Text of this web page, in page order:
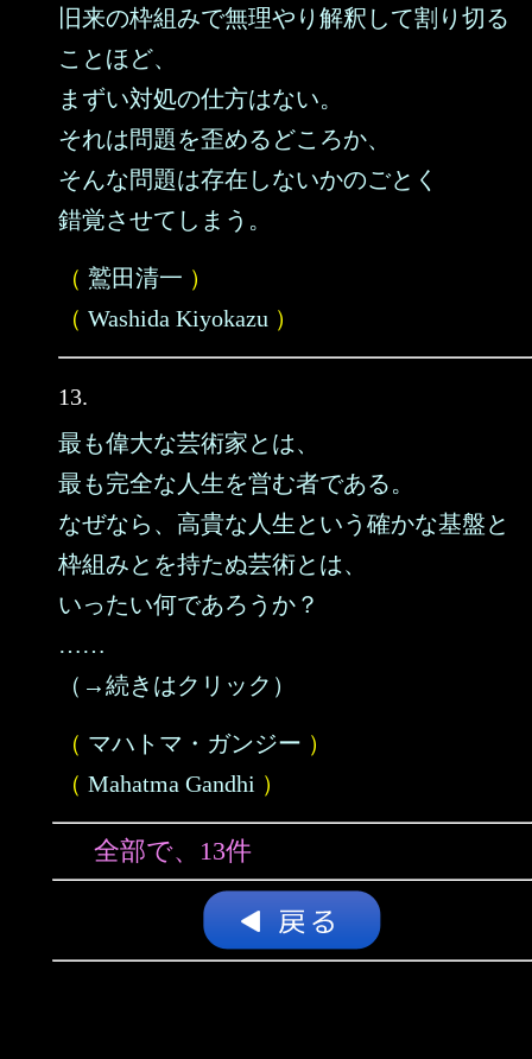
旧来の枠組みで無理やり解釈して割り切る
ことほど、
まずい対処の仕方はない。
それは問題を歪めるどころか、
そんな問題は存在しないかのごとく
錯覚させてしまう。
（ 鷲田清一 ）
（ Washida Kiyokazu ）
13.
最も偉大な芸術家とは、
最も完全な人生を営む者である。
なぜなら、高貴な人生という確かな基盤と
枠組みとを持たぬ芸術とは、
いったい何であろうか？
……
（→続きはクリック）
（ マハトマ・ガンジー ）
（ Mahatma Gandhi ）
全部で、13件